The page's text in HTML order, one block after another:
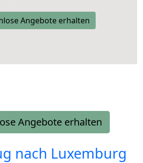
Angebote erhalten
Angebote erhalten
nach Luxemburg